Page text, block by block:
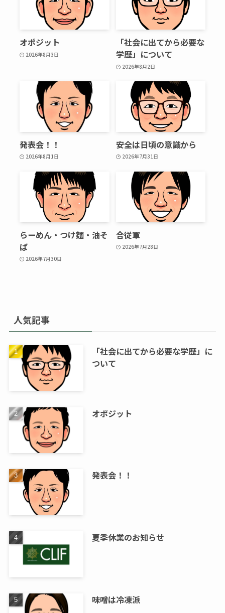
オポジット
2026年8月3日
「社会に出てから必要な
学歴」について
2026年8月2日
発表会！！
2026年8月1日
安全は日頃の意識から
2026年7月31日
らーめん・つけ麵・油そ
ば
2026年7月30日
合従軍
2026年7月28日
人気記事
「社会に出てから必要な学歴」に
ついて
オポジット
発表会！！
夏季休業のお知らせ
味噌は冷凍派